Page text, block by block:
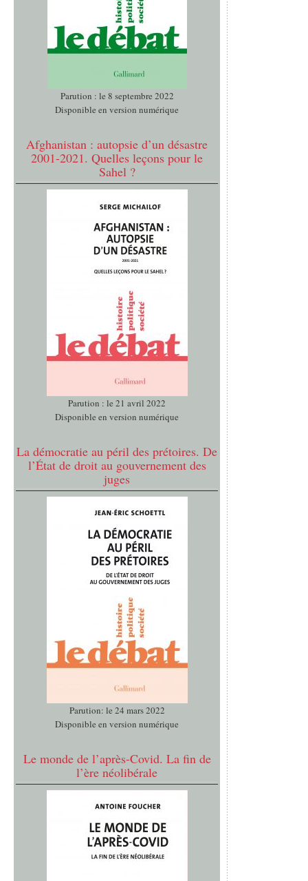
Parution : le 8 septembre 2022
Disponible en version numérique
Afghanistan : autopsie d’un désastre
2001-2021. Quelles leçons pour le
Sahel ?
Parution : le 21 avril 2022
Disponible en version numérique
La démocratie au péril des prétoires. De
l’État de droit au gouvernement des
juges
Parution: le 24 mars 2022
Disponible en version numérique
Le monde de l’après-Covid. La fin de
l’ère néolibérale